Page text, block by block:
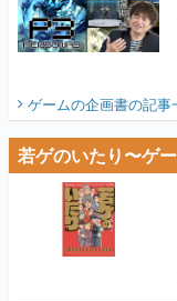
ゲームの企画書の記事
若ゲのいたり〜ゲ